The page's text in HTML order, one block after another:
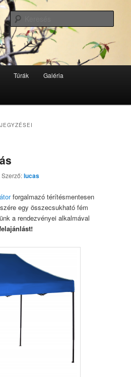
Egyesület honlapja
Túrák Galéria
Szerző:lucas
forgalmazó térítésmentesen
egy összecsukható fém
a rendezvényei alkalmával